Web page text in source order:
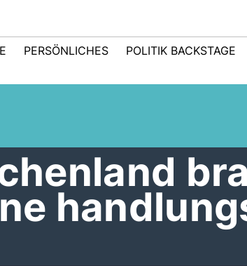
PERSÖNLICHES POLITIK BACKSTAGE